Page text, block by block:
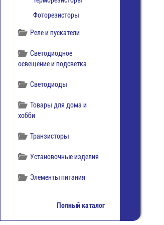
Фоторезисторы
Реле и пускатели
Светодиодное
освещение и подсветка
Светодиоды
Товары для дома и
хобби
Транзисторы
Установочные изделия
Элементы питания
Полный каталог